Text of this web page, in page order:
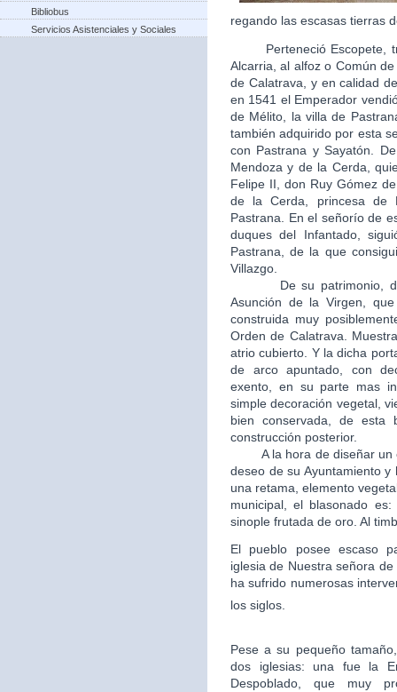
Bibliobus
Servicios Asistenciales y Sociales
regando las escasas tierras
Perteneció Escopete,
Alcarria, al alfoz o Común
de Calatrava, y en calidad
en 1541 el Emperador
de Mélito, la villa de
también adquirido por esta
con Pastrana y Sayatón.
Mendoza y de la Cerda,
Felipe II, don Ruy Gómez
de la Cerda, princesa de
Pastrana. En el señorío de
duques del Infantado,
Pastrana, de la que
Villazgo.
De su patrimonio,
Asunción de la Virgen,
construida muy
Orden de Calatrava.
atrio cubierto. Y la dicha
de arco apuntado, con
exento, en su parte mas
simple decoración vegetal,
bien conservada, de
construcción posterior.
A la hora de diseñar un
deseo de su Ayuntamiento
una retama, elemento
municipal, el blasonado
sinople frutada de oro. Al
El pueblo posee escaso
iglesia de Nuestra señora
ha sufrido numerosas
los siglos.
Pese a su pequeño
dos iglesias: una fue la
Despoblado, que muy